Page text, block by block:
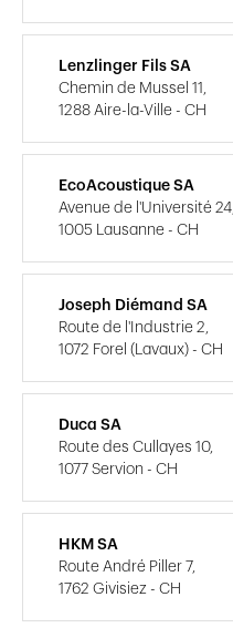
Lenzlinger Fils SA
Chemin de Mussel 11,
1288 Aire-la-Ville - CH
EcoAcoustique SA
Avenue de l'Université 24,
1005 Lausanne - CH
Joseph Diémand SA
Route de l'Industrie 2,
1072 Forel (Lavaux) - CH
Duca SA
Route des Cullayes 10,
1077 Servion - CH
HKM SA
Route André Piller 7,
1762 Givisiez - CH